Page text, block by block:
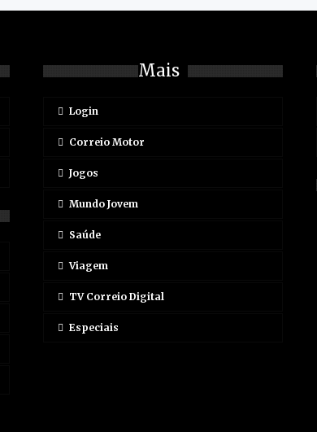
Mais
Login
Correio Motor
Jogos
Mundo Jovem
Saúde
Viagem
TV Correio Digital
Especiais